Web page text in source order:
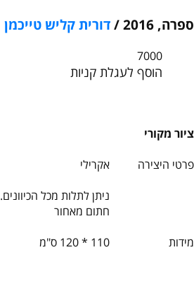
ספרה, 2016 / דורית קליש טייכמן
7000
הוסף לעגלת קניות
ציור מקורי
פרטי היצירה
אקרילי
ניתן לתלות מכל הכיוונים.
חתום מאחור
מידות
110 * 120 ס"מ